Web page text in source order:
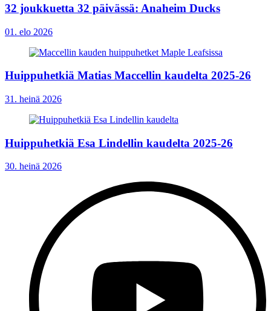
32 joukkuetta 32 päivässä: Anaheim Ducks
01. elo 2026
Huippuhetkiä Matias Maccellin kaudelta 2025-26
31. heinä 2026
Huippuhetkiä Esa Lindellin kaudelta 2025-26
30. heinä 2026